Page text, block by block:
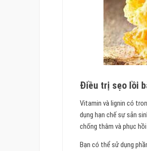
Điều trị sẹo lồi
Vitamin và lignin có
dụng hạn chế sự sản
chống thâm và phục
Bạn có thể sử dụng